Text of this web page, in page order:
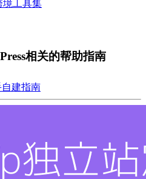
境工具集
相关的帮助指南
建指南